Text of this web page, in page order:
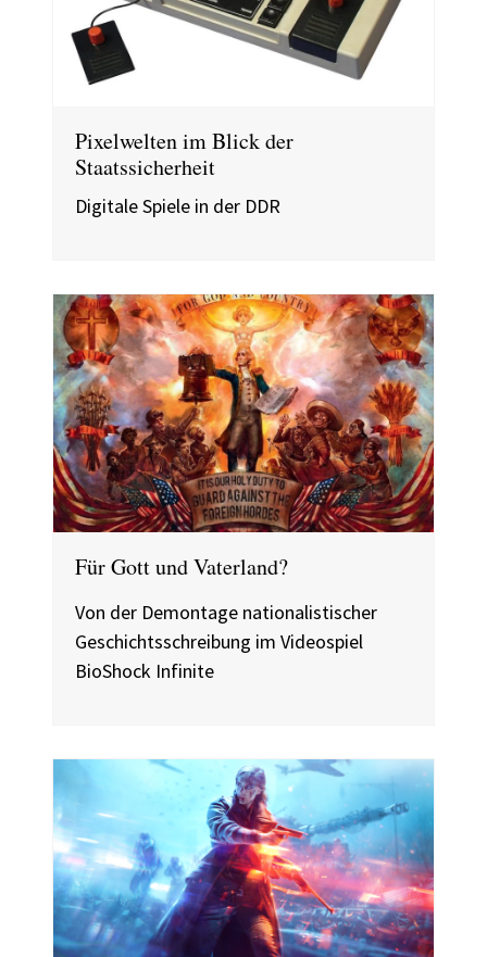
Pixelwelten im Blick der
Staatssicherheit
Digitale Spiele in der DDR
Für Gott und Vaterland?
Von der Demontage nationalistischer
Geschichtsschreibung im Videospiel
BioShock Infinite